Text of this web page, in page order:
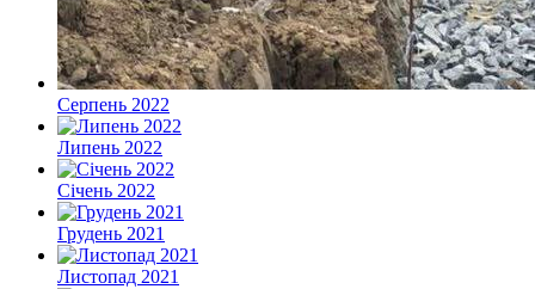
Серпень 2022
Липень 2022
Січень 2022
Грудень 2021
Листопад 2021